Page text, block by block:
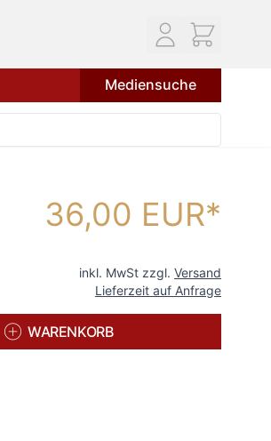
Mediensuche
36,00 EUR
inkl. MwSt zzgl. Versand
Lieferzeit auf Anfrage
WARENKORB